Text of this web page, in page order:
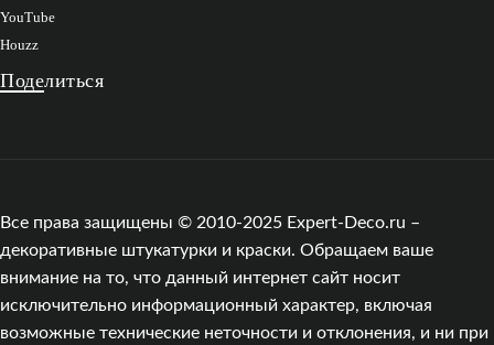
YouTube
Houzz
Поделиться
Все права защищены © 2010-2025 Expert-Deco.ru –
декоративные штукатурки и краски. Обращаем ваше
внимание на то, что данный интернет сайт носит
исключительно информационный характер, включая
возможные технические неточности и отклонения, и ни при